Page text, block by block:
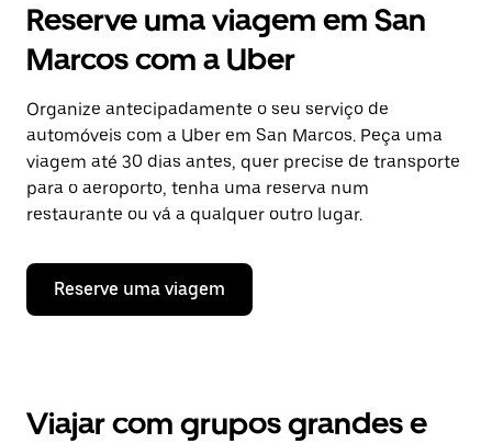
Reserve uma viagem em San
Marcos com a Uber
Organize antecipadamente o seu serviço de
automóveis com a Uber em San Marcos. Peça uma
viagem até 30 dias antes, quer precise de transporte
para o aeroporto, tenha uma reserva num
restaurante ou vá a qualquer outro lugar.
Reserve uma viagem
Viajar com grupos grandes e